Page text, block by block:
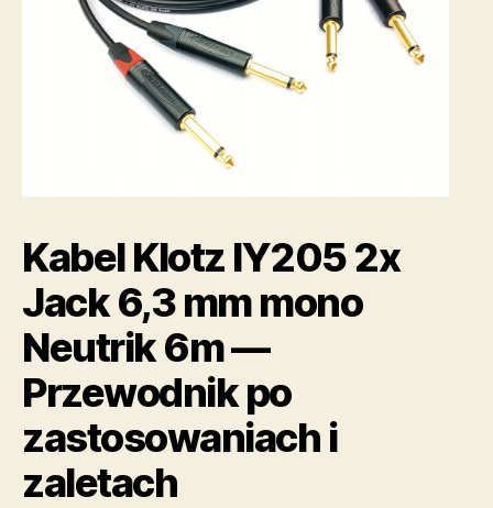
Kabel Klotz IY205 2x
Jack 6,3 mm mono
Neutrik 6m —
Przewodnik po
zastosowaniach i
zaletach